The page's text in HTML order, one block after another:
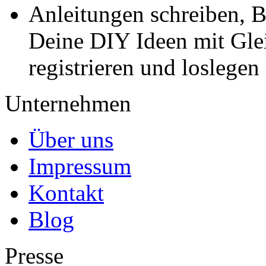
Anleitungen schreiben,
Deine DIY Ideen mit
registrieren und loslegen
Unternehmen
Über uns
Impressum
Kontakt
Blog
Presse